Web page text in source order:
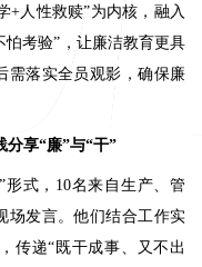
+人性救赎”为内核，融入
怕考验”，让廉洁教育更具
需落实全员观影，确保廉
分享“廉”与“干”
式，10名来自生产、管
场发言。他们结合工作实
传递“既干成事、又不出